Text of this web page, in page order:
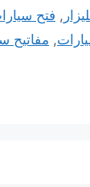
, فتح
, مفاتيح